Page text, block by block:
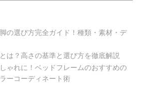
の選び方完全ガイド！種類・素材・デ
は？高さの基準と選び方を徹底解説
ゃれに！ベッドフレームのおすすめの
ーコーディネート術